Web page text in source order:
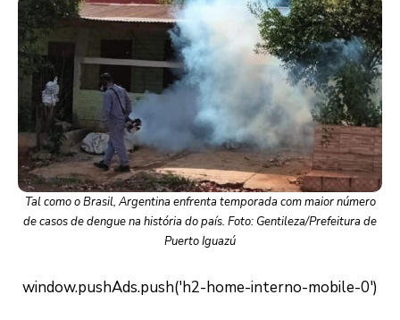
Tal como o Brasil, Argentina enfrenta temporada com maior número
de casos de dengue na história do país. Foto: Gentileza/Prefeitura de
Puerto Iguazú